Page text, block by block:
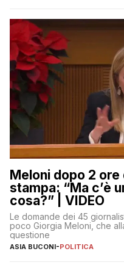
Meloni dopo 2
stampa: “Ma c’è
cosa?” | VIDEO
Le domande dei 45
poco Giorgia Meloni, che
questione
ASIA BUCONI-POLITICA